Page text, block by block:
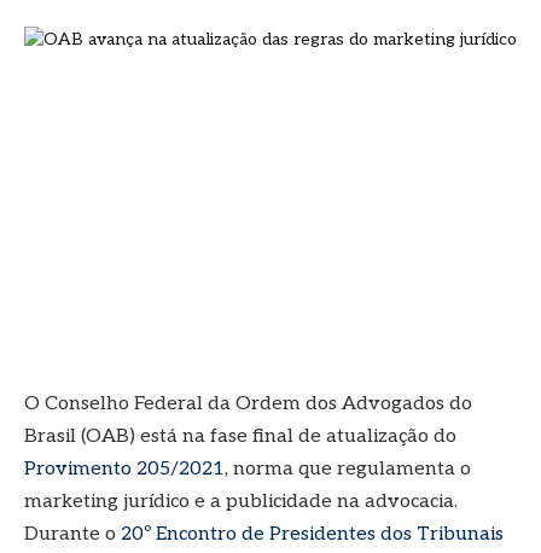
O Conselho Federal da Ordem dos Advogados do
Brasil (OAB) está na fase final de atualização do
Provimento 205/2021, norma que regulamenta o
marketing jurídico e a publicidade na advocacia.
Durante o 20º Encontro de Presidentes dos Tribunais